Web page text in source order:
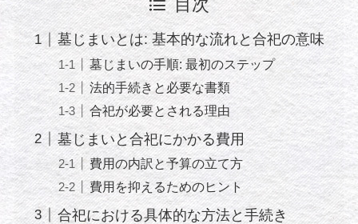
目次
墓じまいとは: 基本的な流れと合祀の意味
墓じまいの手順: 最初のステップ
法的手続きと必要な書類
合祀が必要とされる理由
墓じまいと合祀にかかる費用
費用の内訳と予算の立て方
費用を抑えるためのヒント
合祀における具体的な方法と手続き